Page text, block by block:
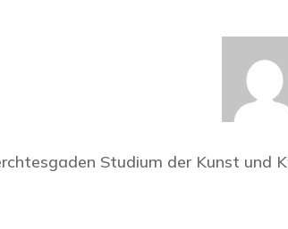
Studium der Kunst und